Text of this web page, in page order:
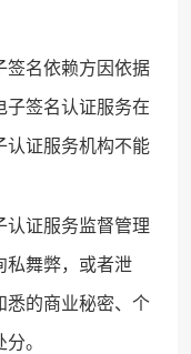
名依赖方因依据
子签名认证服务在
认证服务机构不能
证服务监督管理
私舞弊，或者泄
悉的商业秘密、个
。